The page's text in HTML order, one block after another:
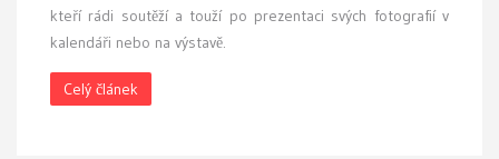
kteří rádi soutěží a touží po prezentaci svých fotografií v
kalendáři nebo na výstavě.
Celý článek